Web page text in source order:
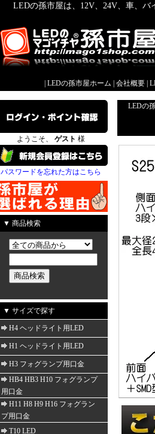
LEDの孫市屋は、12V、24V、車、
LEDの孫市屋ホーム 会社概要
ようこそ、 ゲスト 様
パスワードを忘れた方はこちら
▼ 商品検索
▼ サイズで探す
H4 ヘッドライト用LED
H1 ヘッドライト用LED
H3 フォグランプ用口金
HB4 HB3 H10 フォグランプ
用口金
H11 H8 H9 H16 フォグラン
プ用口金
T10 LED
LEDの